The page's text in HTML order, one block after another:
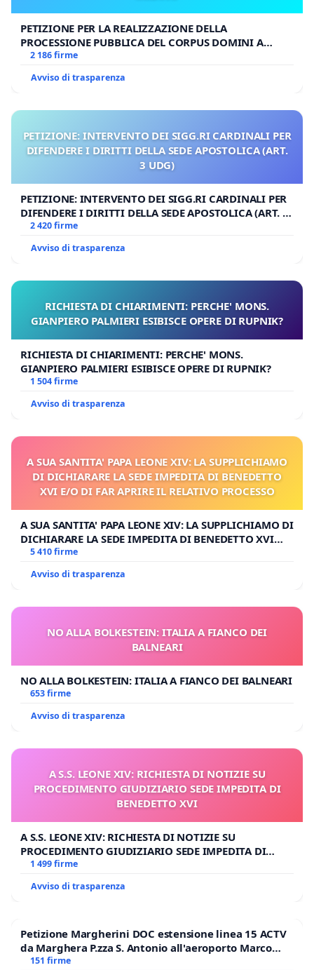
PETIZIONE PER LA REALIZZAZIONE DELLA
PROCESSIONE PUBBLICA DEL CORPUS DOMINI A
MILANO
2 186 firme
Avviso di trasparenza
PETIZIONE: INTERVENTO DEI SIGG.RI CARDINALI PER
DIFENDERE I DIRITTI DELLA SEDE APOSTOLICA (ART.
3 UDG)
PETIZIONE: INTERVENTO DEI SIGG.RI CARDINALI PER
DIFENDERE I DIRITTI DELLA SEDE APOSTOLICA (ART. 3
UDG)
2 420 firme
Avviso di trasparenza
RICHIESTA DI CHIARIMENTI: PERCHE' MONS.
GIANPIERO PALMIERI ESIBISCE OPERE DI RUPNIK?
RICHIESTA DI CHIARIMENTI: PERCHE' MONS.
GIANPIERO PALMIERI ESIBISCE OPERE DI RUPNIK?
1 504 firme
Avviso di trasparenza
A SUA SANTITA' PAPA LEONE XIV: LA SUPPLICHIAMO
DI DICHIARARE LA SEDE IMPEDITA DI BENEDETTO
XVI E/O DI FAR APRIRE IL RELATIVO PROCESSO
A SUA SANTITA' PAPA LEONE XIV: LA SUPPLICHIAMO DI
DICHIARARE LA SEDE IMPEDITA DI BENEDETTO XVI
E/O DI FAR APRIRE IL RELATIVO PROCESSO
5 410 firme
Avviso di trasparenza
NO ALLA BOLKESTEIN: ITALIA A FIANCO DEI
BALNEARI
NO ALLA BOLKESTEIN: ITALIA A FIANCO DEI BALNEARI
653 firme
Avviso di trasparenza
A S.S. LEONE XIV: RICHIESTA DI NOTIZIE SU
PROCEDIMENTO GIUDIZIARIO SEDE IMPEDITA DI
BENEDETTO XVI
A S.S. LEONE XIV: RICHIESTA DI NOTIZIE SU
PROCEDIMENTO GIUDIZIARIO SEDE IMPEDITA DI
BENEDETTO XVI
1 499 firme
Avviso di trasparenza
Petizione Margherini DOC estensione linea 15 ACTV
da Marghera P.zza S. Antonio all'aeroporto Marco
Polo tariffa a € 1,50
151 firme